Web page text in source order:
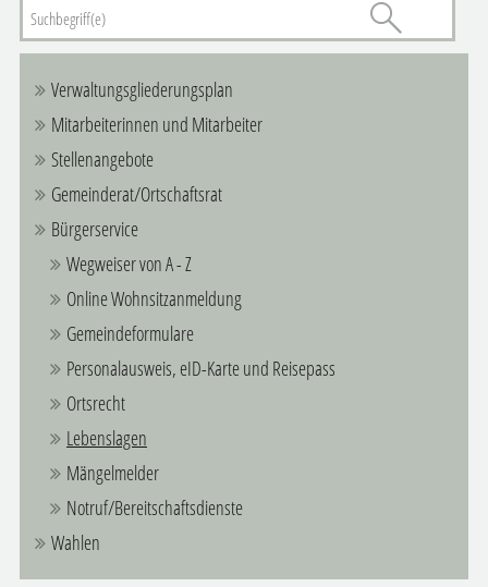
Verwaltungsgliederungsplan
Mitarbeiterinnen und Mitarbeiter
Stellenangebote
Gemeinderat/Ortschaftsrat
Bürgerservice
Wegweiser von A - Z
Online Wohnsitzanmeldung
Gemeindeformulare
Personalausweis, eID-Karte und Reisepass
Ortsrecht
Lebenslagen
Mängelmelder
Notruf/Bereitschaftsdienste
Wahlen